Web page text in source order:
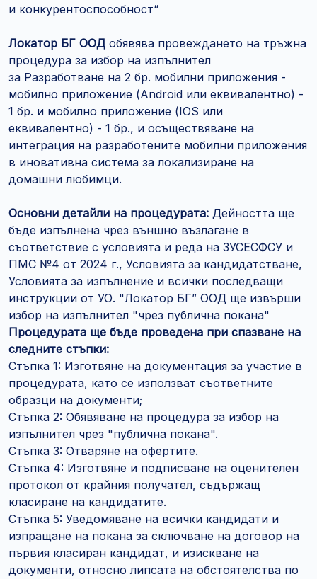
и конкурентоспособност“
Локатор БГ ООД обявява провеждането на тръжна
процедура за избор на изпълнител
за Разработване на 2 бр. мобилни приложения -
мобилно приложение (Android или еквивалентно) -
1 бр. и мобилно приложение (IOS или
еквивалентно) - 1 бр., и осъществяване на
интеграция на разработените мобилни приложения
в иновативна система за локализиране на
домашни любимци.
Основни детайли на процедурата: Дейността ще
бъде изпълнена чрез външно възлагане в
съответствие с условията и реда на ЗУСЕСФСУ и
ПМС №4 от 2024 г., Условията за кандидатстване,
Условията за изпълнение и всички последващи
инструкции от УО. "Локатор БГ” ООД ще извърши
избор на изпълнител "чрез публична покана"
Процедурата ще бъде проведена при спазване на
следните стъпки:
Стъпка 1: Изготвяне на документация за участие в
процедурата, като се използват съответните
образци на документи;
Стъпка 2: Обявяване на процедура за избор на
изпълнител чрез "публична покана".
Стъпка 3: Отваряне на офертите.
Стъпка 4: Изготвяне и подписване на оценителен
протокол от крайния получател, съдържащ
класиране на кандидатите.
Стъпка 5: Уведомяване на всички кандидати и
изпращане на покана за сключване на договор на
първия класиран кандидат, и изискване на
документи, относно липсата на обстоятелства по